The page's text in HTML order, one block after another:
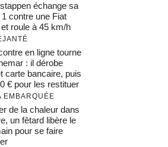
échange sa
contre une Fiat
et roule à 45 km/h
en ligne tourne
: il dérobe
carte bancaire, puis
€ pour les restituer
EMBARQUÉE
de la chaleur dans
un fêtard libère le
pour se faire